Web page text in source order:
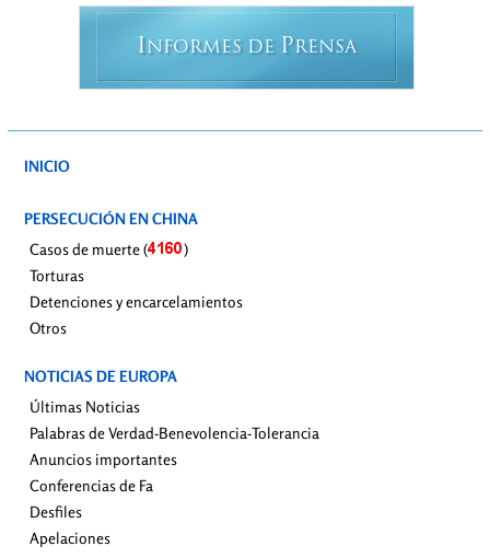
INFORMES DE PRENSA
INICIO
PERSECUCIÓN EN CHINA
Casos de muerte (
)
Torturas
Detenciones y encarcelamientos
Otros
NOTICIAS DE EUROPA
Últimas Noticias
Palabras de Verdad-Benevolencia-Tolerancia
Anuncios importantes
Conferencias de Fa
Desfiles
Apelaciones